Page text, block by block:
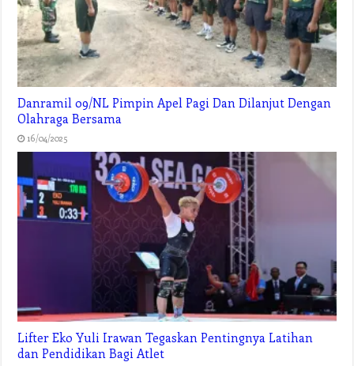
Danramil 09/NL Pimpin Apel Pagi Dan Dilanjut Dengan
Olahraga Bersama
16/04/2025
Lifter Eko Yuli Irawan Tegaskan Pentingnya Latihan
dan Pendidikan Bagi Atlet